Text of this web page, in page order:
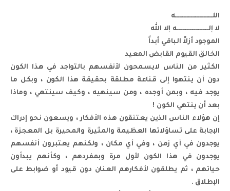
اللــــــــــــــــــــــــــه
لا إلــــــــــــــــــــــه إلا الله
الموجود أزلاً الباقي أبداً
الخالق القيوم القابض المعيد
الكثير من الناس لايسمحون لأنفسهم بالتواجد في هذا الكون
دون أن ينتهوا إلى قناعة مطلقة بحقيقة هذا الكون ، وبكل ما
يوجد فيه ، وبمن أوجده ، ومن سينهيه ، وكيف سينتهي ، وماذا
بعد أن ينتهي الكون !
إن هؤلاء الناس الذين يعتنقون هذه الأفكار ، ويسعون نحو إدراك
الإجابة على تساؤلاتها العظيمة والمثيرة والمحيرة بل المعجزة ،
يوجدون في أي زمن ، وفي أي مكان ، ولكنهم يعتبرون أنفسهم
يوجدون في هذا الكون لأول مرة وبمفردهم ، وكأنهم يبدأون
حياتهم ، ثم يطلقون لأفكارهم العنان دون قيود أو ضوابط على
الإطلاق .